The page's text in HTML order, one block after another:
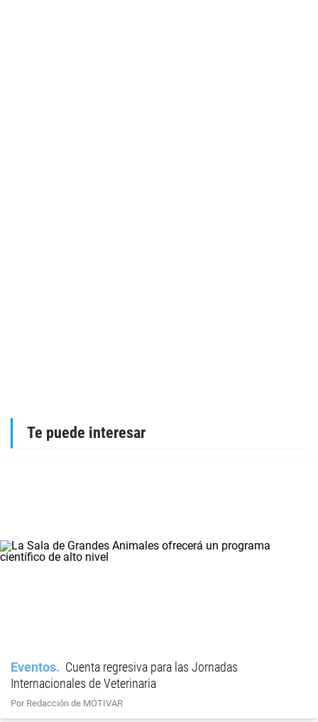
Te puede interesar
Eventos
Cuenta regresiva para las Jornadas
Internacionales de Veterinaria
Por Redacción de MOTIVAR